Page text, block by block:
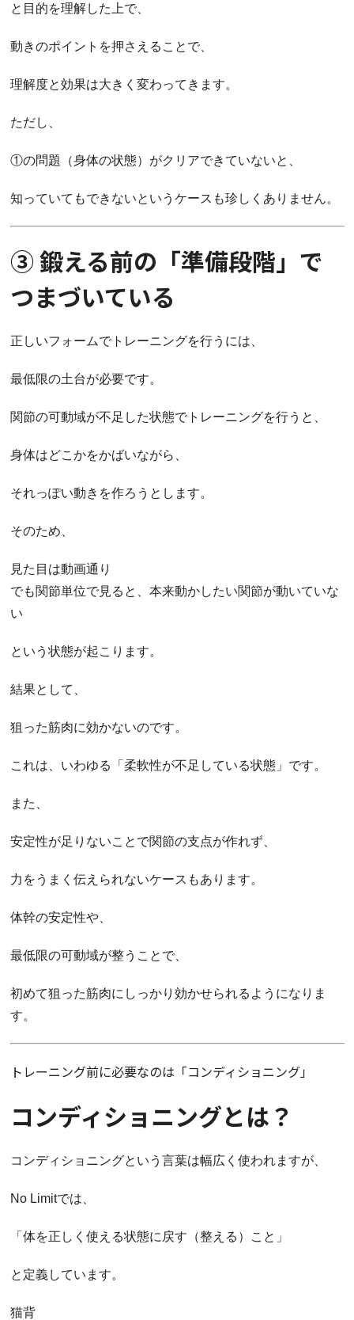
と目的を理解した上で、
動きのポイントを押さえることで、
理解度と効果は大きく変わってきます。
ただし、
①の問題（身体の状態）がクリアできていないと、
知っていてもできないというケースも珍しくありません。
③ 鍛える前の「準備段階」で
つまづいている
正しいフォームでトレーニングを行うには、
最低限の土台が必要です。
関節の可動域が不足した状態でトレーニングを行うと、
身体はどこかをかばいながら、
それっぽい動きを作ろうとします。
そのため、
見た目は動画通り
でも関節単位で見ると、本来動かしたい関節が動いていな
い
という状態が起こります。
結果として、
狙った筋肉に効かないのです。
これは、いわゆる「柔軟性が不足している状態」です。
また、
安定性が足りないことで関節の支点が作れず、
力をうまく伝えられないケースもあります。
体幹の安定性や、
最低限の可動域が整うことで、
初めて狙った筋肉にしっかり効かせられるようになりま
す。
トレーニング前に必要なのは「コンディショニング」
コンディショニングとは？
コンディショニングという言葉は幅広く使われますが、
No Limitでは、
「体を正しく使える状態に戻す（整える）こと」
と定義しています。
猫背